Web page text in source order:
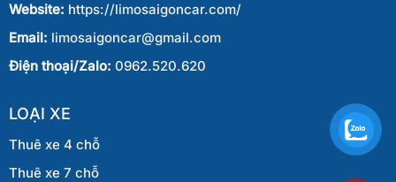
Website: https://limosaigoncar.com/
Email: limosaigoncar@gmail.com
Điện thoại/Zalo: 0962.520.620
LOẠI XE
Thuê xe 4 chỗ
Thuê xe 7 chỗ